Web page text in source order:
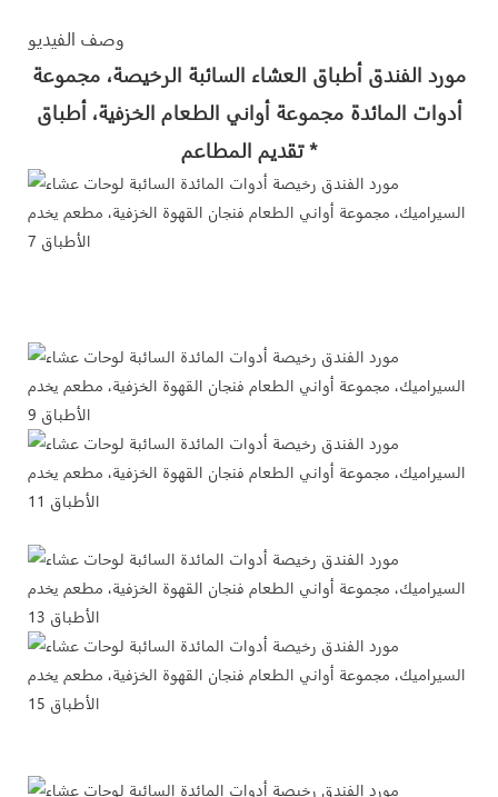
وصف الفيديو
مورد الفندق أطباق العشاء السائبة الرخيصة، مجموعة
أدوات المائدة مجموعة أواني الطعام الخزفية، أطباق
تقديم المطاعم *